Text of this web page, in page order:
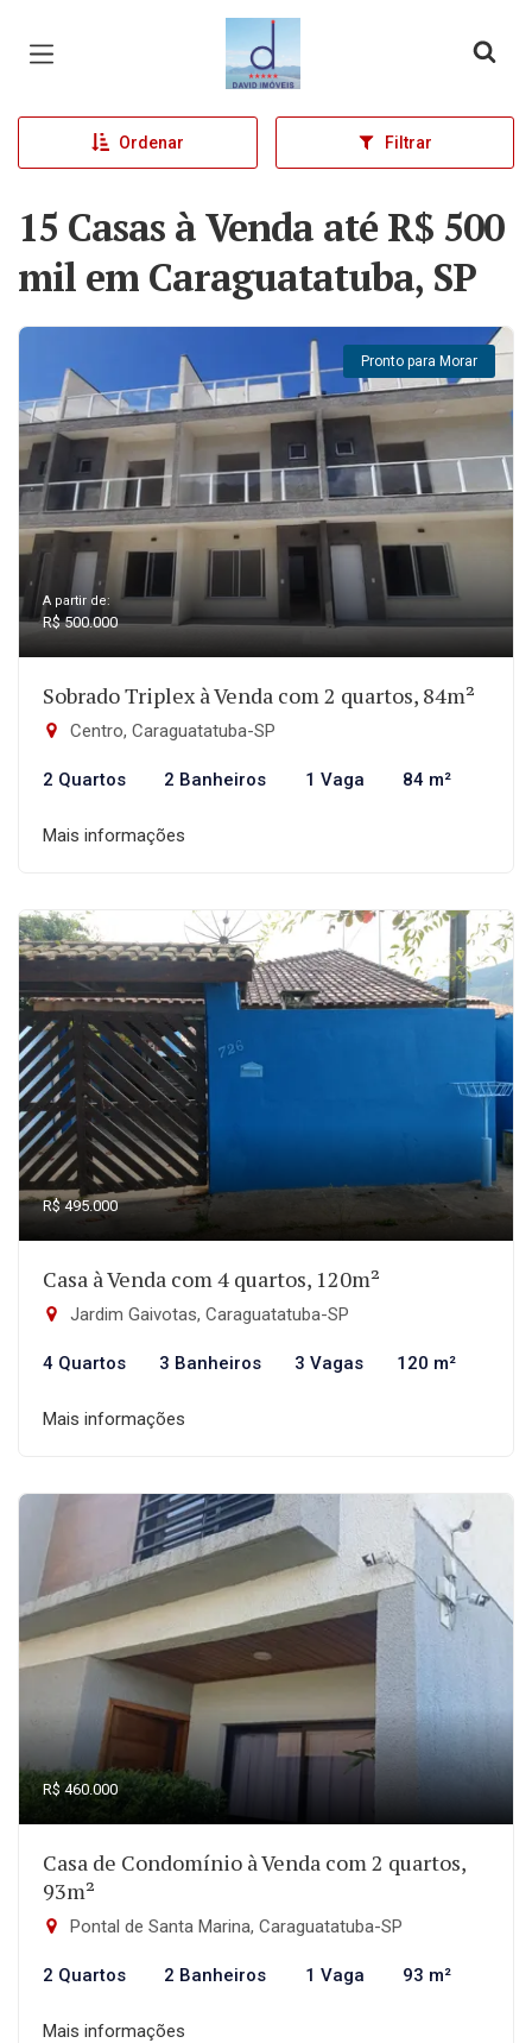
Página inicial
Ordenar Filtrar
15 Casas à Venda até R$ 500
mil em Caraguatatuba, SP
Pronto para Morar
A partir de:
R$ 500.000
Sobrado Triplex à Venda com 2 quartos, 84m²
Centro, Caraguatatuba-SP
2 Quartos 2 Banheiros 1 Vaga 84 m²
Mais informações
R$ 495.000
Casa à Venda com 4 quartos, 120m²
Jardim Gaivotas, Caraguatatuba-SP
4 Quartos 3 Banheiros 3 Vagas 120 m²
Mais informações
R$ 460.000
Casa de Condomínio à Venda com 2 quartos,
93m²
Pontal de Santa Marina, Caraguatatuba-SP
2 Quartos 2 Banheiros 1 Vaga 93 m²
Mais informações